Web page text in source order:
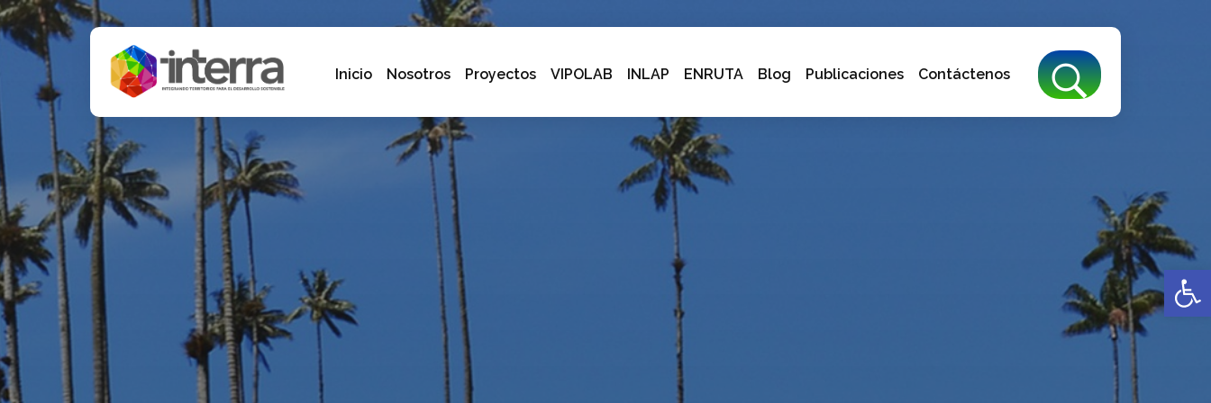
Fundación Interra - Bogotá, Colombia
Inicio Nosotros Proyectos VIPOLAB INLAP ENRUTA Blog Publicaciones Contáctenos